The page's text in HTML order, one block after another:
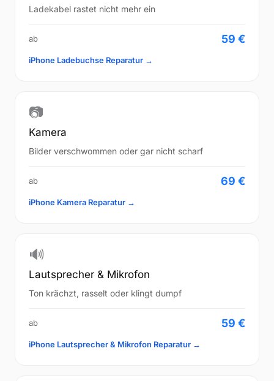
Ladekabel rastet nicht mehr ein
ab 59 €
iPhone Ladebuchse Reparatur →
📷
Kamera
Bilder verschwommen oder gar nicht scharf
ab 69 €
iPhone Kamera Reparatur →
🔊
Lautsprecher & Mikrofon
Ton krächzt, rasselt oder klingt dumpf
ab 59 €
iPhone Lautsprecher & Mikrofon Reparatur →